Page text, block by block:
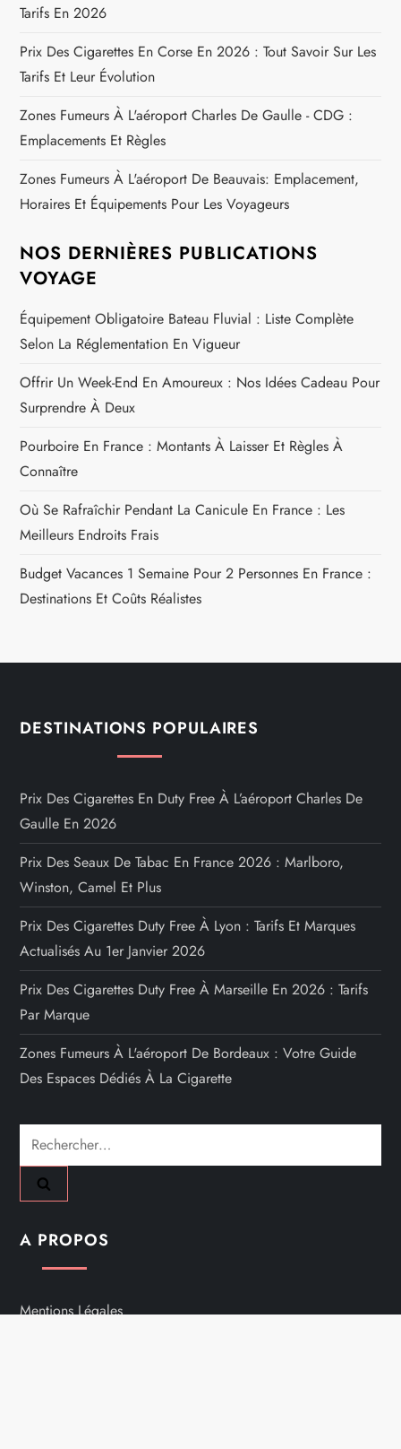
Tarifs En 2026
Prix Des Cigarettes En Corse En 2026 : Tout Savoir Sur Les
Tarifs Et Leur Évolution
Zones Fumeurs À L'aéroport Charles De Gaulle - CDG :
Emplacements Et Règles
Zones Fumeurs À L'aéroport De Beauvais: Emplacement,
Horaires Et Équipements Pour Les Voyageurs
NOS DERNIÈRES PUBLICATIONS
VOYAGE
Équipement Obligatoire Bateau Fluvial : Liste Complète
Selon La Réglementation En Vigueur
Offrir Un Week-End En Amoureux : Nos Idées Cadeau Pour
Surprendre À Deux
Pourboire En France : Montants À Laisser Et Règles À
Connaître
Où Se Rafraîchir Pendant La Canicule En France : Les
Meilleurs Endroits Frais
Budget Vacances 1 Semaine Pour 2 Personnes En France :
Destinations Et Coûts Réalistes
DESTINATIONS POPULAIRES
Prix Des Cigarettes En Duty Free À L’aéroport Charles De
Gaulle En 2026
Prix Des Seaux De Tabac En France 2026 : Marlboro,
Winston, Camel Et Plus
Prix Des Cigarettes Duty Free À Lyon : Tarifs Et Marques
Actualisés Au 1er Janvier 2026
Prix Des Cigarettes Duty Free À Marseille En 2026 : Tarifs
Par Marque
Zones Fumeurs À L'aéroport De Bordeaux : Votre Guide
Des Espaces Dédiés À La Cigarette
Rechercher :
A PROPOS
Mentions Légales